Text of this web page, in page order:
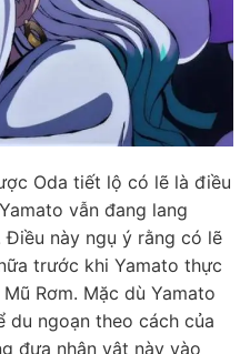
Oda tiết lộ có lẽ là điều
vẫn đang lang
này ngụ ý rằng có lẽ
trước khi Yamato thực
Rơm. Mặc dù Yamato
du ngoạn theo cách của
đưa nhân vật này vào